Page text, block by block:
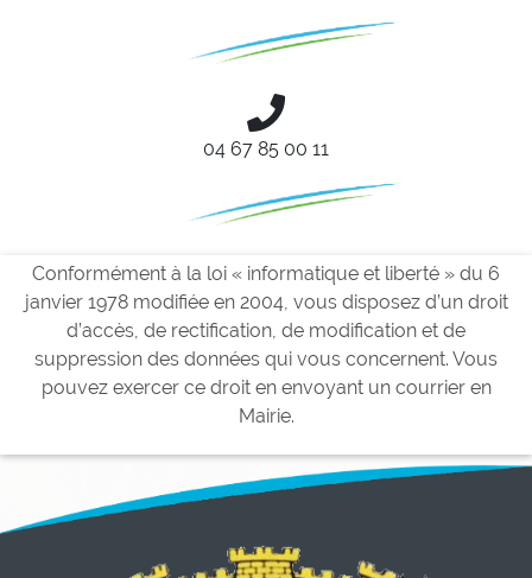
04 67 85 00 11
Conformément à la loi « informatique et liberté » du 6
janvier 1978 modifiée en 2004, vous disposez d’un droit
d’accès, de rectification, de modification et de
suppression des données qui vous concernent. Vous
pouvez exercer ce droit en envoyant un courrier en
Mairie.